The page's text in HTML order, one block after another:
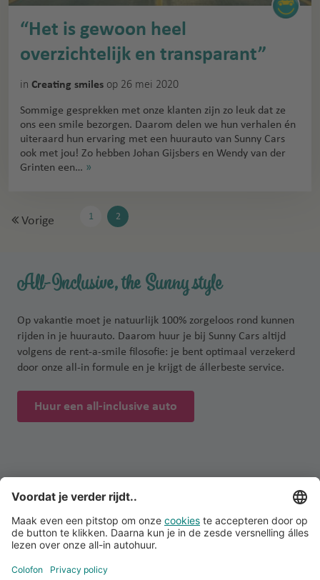
“Het is gewoon heel
overzichtelijk en transparant”
in Creating smiles op 26 mei 2020
Sommige gesprekken met onze klanten zijn zo leuk dat ze
ons een smile bezorgen. Daarom delen we hun verhalen én
uiteraard hun ervaring met een huurauto van Sunny Cars
ook met jou! Zo hebben Johan Gijsbers en Wendy van der
Grinten een… »
Vorige 1 2
All-Inclusive, the Sunny style
Op vakantie moet je natuurlijk 100% zorgeloos rond kunnen
rijden in je huurauto. Daarom huur je bij Sunny Cars altijd
volgens de rent-a-smile filosofie: je bent optimaal verzekerd
door onze all-in formule en je krijgt de állerbeste service.
Huur een all-inclusive auto